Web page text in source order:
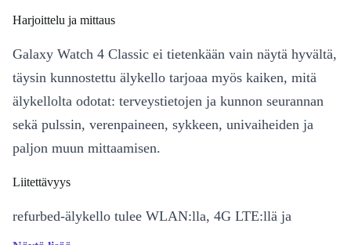
Harjoittelu ja mittaus
Galaxy Watch 4 Classic ei tietenkään vain näytä hyvältä,
täysin kunnostettu älykello tarjoaa myös kaiken, mitä
älykellolta odotat: terveystietojen ja kunnon seurannan
sekä pulssin, verenpaineen, sykkeen, univaiheiden ja
paljon muun mittaamisen.
Liitettävyys
refurbed-älykello tulee WLAN:lla, 4G LTE:llä ja
Bluetooth 5.0 -yhteydellä, eikä näin ollen jätä yhteyksiä